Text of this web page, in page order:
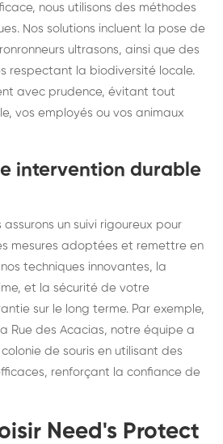
nous utilisons des méthodes
Nos solutions incluent la pose de
ultrasons, ainsi que des
respectant la biodiversité locale.
avec prudence, évitant tout
vos employés ou vos animaux
intervention durable
un suivi rigoureux pour
mesures adoptées et remettre en
techniques innovantes, la
et la sécurité de votre
sur le long terme. Par exemple,
Rue des Acacias, notre équipe a
de souris en utilisant des
renforçant la confiance de
Need's Protect